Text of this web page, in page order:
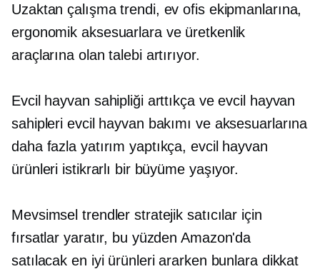
Uzaktan çalışma trendi, ev ofis ekipmanlarına,
ergonomik aksesuarlara ve üretkenlik
araçlarına olan talebi artırıyor.
Evcil hayvan sahipliği arttıkça ve evcil hayvan
sahipleri evcil hayvan bakımı ve aksesuarlarına
daha fazla yatırım yaptıkça, evcil hayvan
ürünleri istikrarlı bir büyüme yaşıyor.
Mevsimsel trendler stratejik satıcılar için
fırsatlar yaratır, bu yüzden Amazon'da
satılacak en iyi ürünleri ararken bunlara dikkat